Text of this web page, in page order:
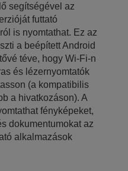
segítségével az
futtató
is nyomtathat. Ez az
a beépített Android
téve, hogy Wi-Fi-n
és lézernyomtatók
(a kompatibilis
a hivatkozáson). A
fényképeket,
dokumentumokat az
alkalmazások